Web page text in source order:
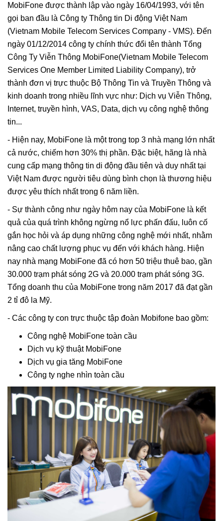
MobiFone được thành lập vào ngày 16/04/1993, với tên
gọi ban đầu là Công ty Thông tin Di động Việt Nam
(Vietnam Mobile Telecom Services Company - VMS). Đến
ngày 01/12/2014 công ty chính thức đổi tên thành Tổng
Công Ty Viễn Thông MobiFone(Vietnam Mobile Telecom
Services One Member Limited Liability Company), trở
thành đơn vị trực thuộc Bộ Thông Tin và Truyền Thông và
kinh doanh trong nhiều lĩnh vực như: Dịch vụ Viễn Thông,
Internet, truyền hình, VAS, Data, dịch vụ công nghệ thông
tin...
- Hiện nay, MobiFone là một trong top 3 nhà mạng lớn nhất
cả nước, chiếm hơn 30% thị phần. Đặc biệt, hãng là nhà
cung cấp mạng thông tin di động đầu tiên và duy nhất tại
Việt Nam được người tiêu dùng bình chọn là thương hiệu
được yêu thích nhất trong 6 năm liền.
- Sự thành công như ngày hôm nay của MobiFone là kết
quả của quá trình không ngừng nổ lực phấn đấu, luôn cố
gắn học hỏi và áp dụng những công nghệ mới nhất, nhằm
nâng cao chất lượng phục vụ đến với khách hàng. Hiện
nay nhà mạng MobiFone đã có hơn 50 triệu thuê bao, gần
30.000 trạm phát sóng 2G và 20.000 trạm phát sóng 3G.
Tổng doanh thu của MobiFone trong năm 2017 đã đạt gần
2 tỉ đô la Mỹ.
- Các công ty con trực thuộc tập đoàn Mobifone bao gồm:
Công nghệ MobiFone toàn cầu
Dịch vụ kỹ thuật MobiFone
Dịch vụ gia tăng MobiFone
Công ty nghe nhìn toàn cầu